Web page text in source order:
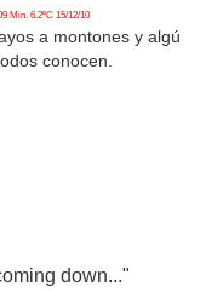
Min. 6.2ºC 15/12/10
a montones y algú
conocen.
down..."